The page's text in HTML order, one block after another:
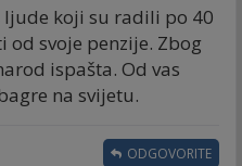
koji su radili po 40
od svoje penzije. Zbog
ispašta. Od vas
na svijetu.
ODGOVORITE